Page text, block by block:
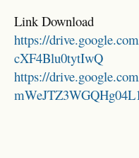
Link Download
https://
cXF4Blu0tytIwQ
https://